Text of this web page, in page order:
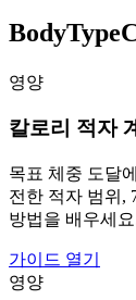
영양
칼로리 적자
목표 체중 도달
전한 적자 범위,
방법을 배우세
가이드 열기
영양